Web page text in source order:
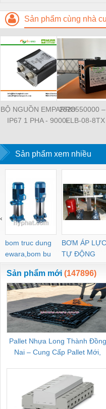
Sản phẩm cùng nhà
BỘ NGUỒN EMPARRO
IP67 1 PHA - 9000-
EMPARRO IP67
POWER SUPPLY 1-
PHASE
2828550000
ELB-08-
RJ45 –
Sản phẩm xem nhiều
bom truc dung
ewara,bom bu
ewara
BƠM ÁP LỰC
TỰ ĐỘNG
‹
Sản phẩm mới (147896)
Pallet Nhựa Long Thành Đồng
Nai – Cung Cấp Pallet Mới,